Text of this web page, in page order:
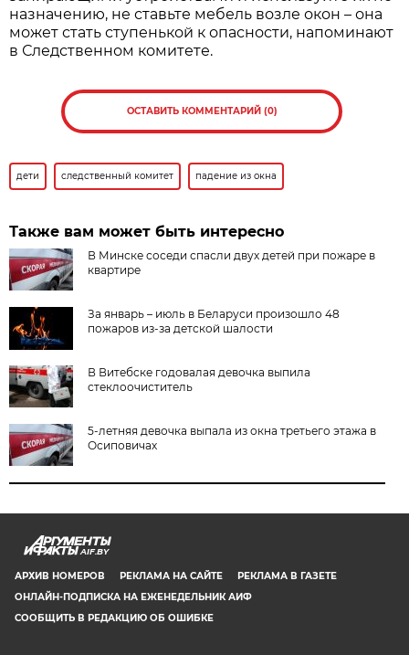
назначению, не ставьте мебель возле окон – она
может стать ступенькой к опасности, напоминают
в Следственном комитете.
ОСТАВИТЬ КОММЕНТАРИЙ (0)
дети следственный комитет падение из окна
Также вам может быть интересно
В Минске соседи спасли двух детей при пожаре в
квартире
За январь – июль в Беларуси произошло 48
пожаров из-за детской шалости
В Витебске годовалая девочка выпила
стеклоочиститель
5-летняя девочка выпала из окна третьего этажа в
Осиповичах
AIF.BY
АРХИВ НОМЕРОВ РЕКЛАМА НА САЙТЕ
РЕКЛАМА В ГАЗЕТЕ
ОНЛАЙН-ПОДПИСКА НА ЕЖЕНЕДЕЛЬНИК АИФ
СООБЩИТЬ В РЕДАКЦИЮ ОБ ОШИБКЕ